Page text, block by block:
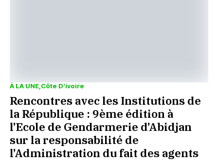
À LA UNE Côte D’ivoire
Rencontres avec les Institutions de
la République : 9ème édition à
l’Ecole de Gendarmerie d’Abidjan
sur la responsabilité de
l’Administration du fait des agents